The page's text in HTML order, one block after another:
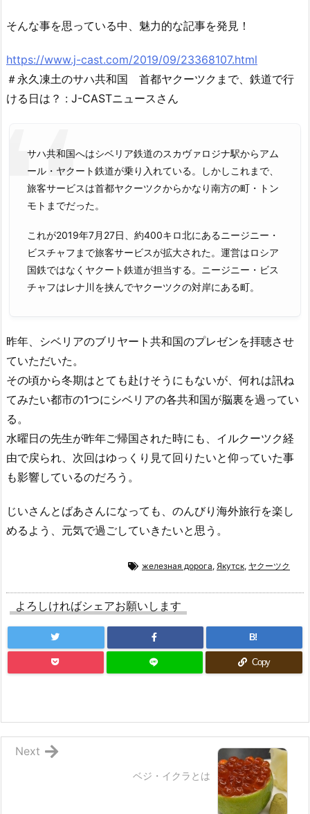
そんな事を思っている中、魅力的な記事を発見！
https://www.j-cast.com/2019/09/23368107.html
＃永久凍土のサハ共和国 首都ヤクーツクまで、鉄道で行
ける日は？ : J-CASTニュースさん
サハ共和国へはシベリア鉄道のスカヴァロジナ駅からアム
ール・ヤクート鉄道が乗り入れている。しかしこれまで、
旅客サービスは首都ヤクーツクからかなり南方の町・トン
モトまでだった。
これが2019年7月27日、約400キロ北にあるニージニー・
ビスチャフまで旅客サービスが拡大された。運営はロシア
国鉄ではなくヤクート鉄道が担当する。ニージニー・ビス
チャフはレナ川を挟んでヤクーツクの対岸にある町。
昨年、シベリアのブリヤート共和国のプレゼンを拝聴させ
ていただいた。
その頃から冬期はとても赴けそうにもないが、何れは訊ね
てみたい都市の1つにシベリアの各共和国が脳裏を過ってい
る。
水曜日の先生が昨年ご帰国された時にも、イルクーツク経
由で戻られ、次回はゆっくり見て回りたいと仰っていた事
も影響しているのだろう。
じいさんとばあさんになっても、のんびり海外旅行を楽し
めるよう、元気で過ごしていきたいと思う。
железная дорога, Якутск, ヤクーツク
よろしければシェアお願いします
B!
Copy
ベジ・イクラとは
Next